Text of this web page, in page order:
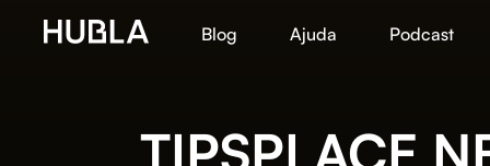
Blog Ajuda Podcast
TIPSPLACE